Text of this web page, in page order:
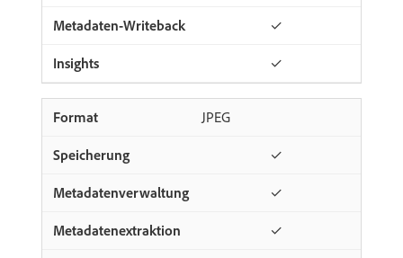
✓
✓
JPEG
✓
✓
✓